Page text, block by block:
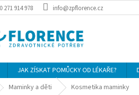
271 914 978 info@zpflorence.cz
JAK ZÍSKAT POMŮCKY OD LÉKAŘE?
Maminky a děti Kosmetika maminky